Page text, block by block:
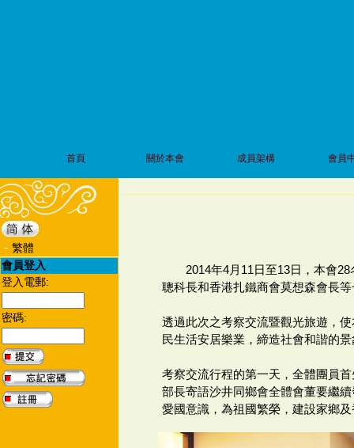
首頁 關於本會 成員架構 會員
繁體
會員登入
登入電郵:
密碼:
2014年4月11日至13日，本會
聰科長和香港扎鐵商會莫想森會長
透過此次之考察交流暨觀光旅遊，
民生活安居樂業，締造社會和諧的
考察交流行程的第一天，全體團員
部長寄語沙井同鄉會全體會董要繼
愛國意識，為祖國繁榮，建設家鄉